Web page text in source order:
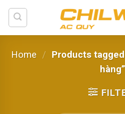
Skip
content
Home / Products
hàng”